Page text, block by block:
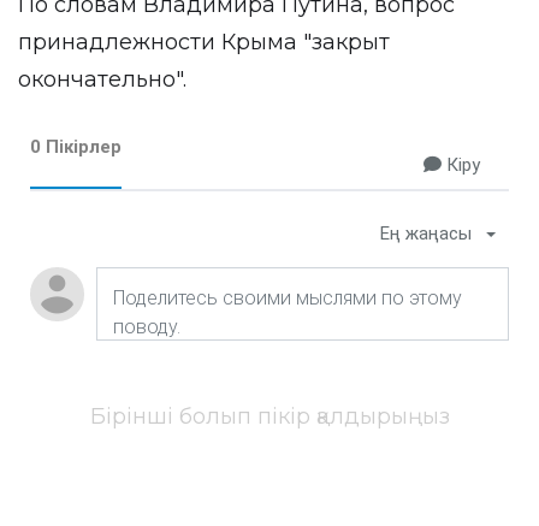
принадлежности Крыма "закрыт
окончательно".
0 Пікірлер
Кіру
Ең жаңасы
Бірінші болып пікір қалдырыңыз